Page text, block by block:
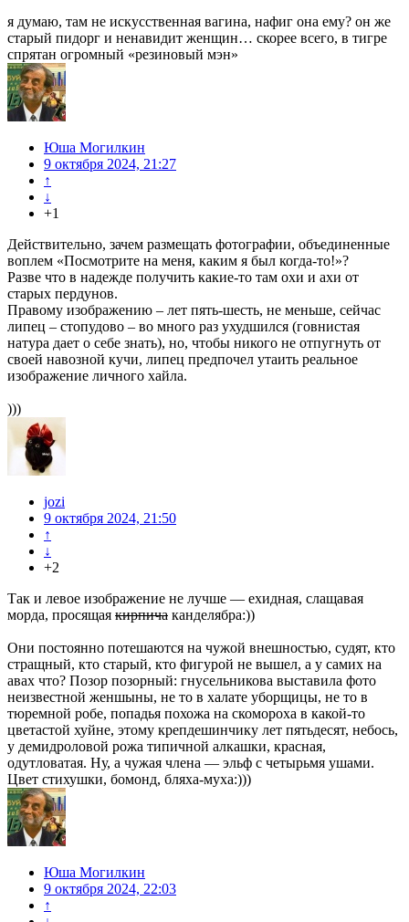
я думаю, там не искусственная вагина, нафиг она ему? он же
старый пидорг и ненавидит женщин… скорее всего, в тигре
спрятан огромный «резиновый мэн»
Юша Могилкин
9 октября 2024, 21:27
↑
↓
+1
Действительно, зачем размещать фотографии, объединенные
воплем «Посмотрите на меня, каким я был когда-то!»?
Разве что в надежде получить какие-то там охи и ахи от
старых пердунов.
Правому изображению – лет пять-шесть, не меньше, сейчас
липец – стопудово – во много раз ухудшился (говнистая
натура дает о себе знать), но, чтобы никого не отпугнуть от
своей навозной кучи, липец предпочел утаить реальное
изображение личного хайла.
)))
jozi
9 октября 2024, 21:50
↑
↓
+2
Так и левое изображение не лучше — ехидная, слащавая
морда, просящая кирпича канделябра:))
Они постоянно потешаются на чужой внешностью, судят, кто
стращный, кто старый, кто фигурой не вышел, а у самих на
авах что? Позор позорный: гнусельникова выставила фото
неизвестной женшыны, не то в халате уборщицы, не то в
тюремной робе, попадья похожа на скомороха в какой-то
цветастой хуйне, этому крепдешинчику лет пятьдесят, небось,
у демидроловой рожа типичной алкашки, красная,
одутловатая. Ну, а чужая члена — эльф с четырьмя ушами.
Цвет стихушки, бомонд, бляха-муха:)))
Юша Могилкин
9 октября 2024, 22:03
↑